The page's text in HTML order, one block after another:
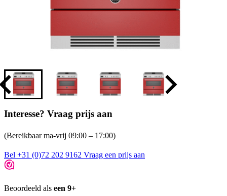
Interesse? Vraag prijs aan
(Bereikbaar ma-vrij 09:00 – 17:00)
Bel +31 (0)72 202 9162 Vraag een prijs aan
Beoordeeld als een 9+